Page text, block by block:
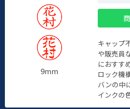
9mm
キャップ
や販売員
におすす
ロック機
バンの中
インクの